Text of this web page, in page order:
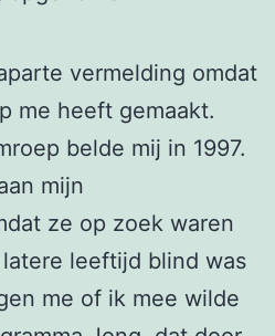
vermelding omdat
me heeft gemaakt.
belde mij in 1997.
mijn
ze op zoek waren
leeftijd blind was
me of ik mee wilde